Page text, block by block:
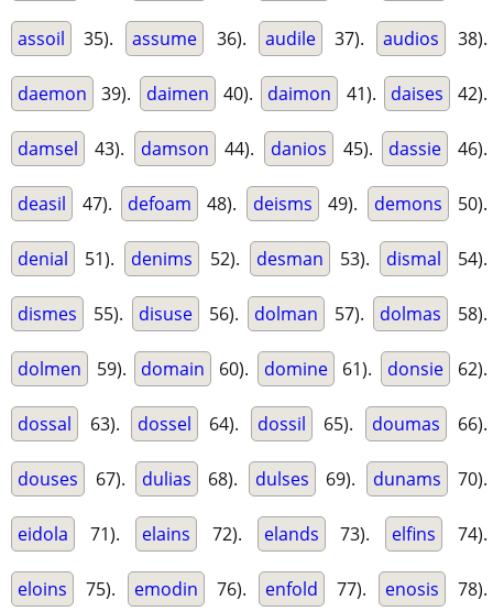
assoil 35). assume 36). audile 37). audios 38).
daemon 39). daimen 40). daimon 41). daises 42).
damsel 43). damson 44). danios 45). dassie 46).
deasil 47). defoam 48). deisms 49). demons 50).
denial 51). denims 52). desman 53). dismal 54).
dismes 55). disuse 56). dolman 57). dolmas 58).
dolmen 59). domain 60). domine 61). donsie 62).
dossal 63). dossel 64). dossil 65). doumas 66).
douses 67). dulias 68). dulses 69). dunams 70).
eidola 71). elains 72). elands 73). elfins 74).
eloins 75). emodin 76). enfold 77). enosis 78).